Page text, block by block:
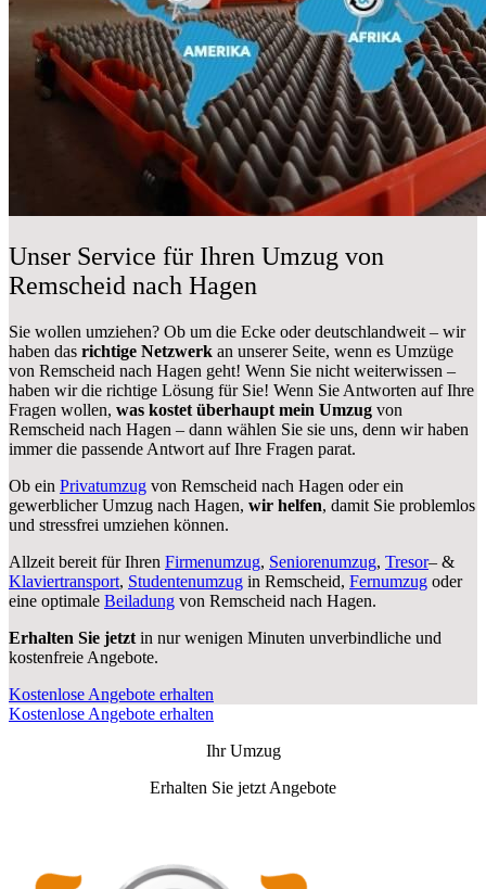
Unser Service für Ihren Umzug von
Remscheid nach Hagen
Sie wollen umziehen? Ob um die Ecke oder deutschlandweit – wir
haben das richtige Netzwerk an unserer Seite, wenn es Umzüge
von Remscheid nach Hagen geht! Wenn Sie nicht weiterwissen –
haben wir die richtige Lösung für Sie! Wenn Sie Antworten auf Ihre
Fragen wollen, was kostet überhaupt mein Umzug von
Remscheid nach Hagen – dann wählen Sie sie uns, denn wir haben
immer die passende Antwort auf Ihre Fragen parat.
Ob ein Privatumzug von Remscheid nach Hagen oder ein
gewerblicher Umzug nach Hagen, wir helfen, damit Sie problemlos
und stressfrei umziehen können.
Allzeit bereit für Ihren Firmenumzug, Seniorenumzug, Tresor– &
Klaviertransport, Studentenumzug in Remscheid, Fernumzug oder
eine optimale Beiladung von Remscheid nach Hagen.
Erhalten Sie jetzt in nur wenigen Minuten unverbindliche und
kostenfreie Angebote.
Kostenlose Angebote erhalten
Kostenlose Angebote erhalten
Ihr Umzug
Erhalten Sie jetzt Angebote